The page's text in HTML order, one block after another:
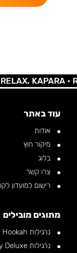
KAPARA •
עוד באתר
אודות
מיקור חוץ
בלוג
צרו קשר
רישום למועדון
מתוגים מובילים
נרגילות Alpha Hookah
נרגילות Amy Deluxe